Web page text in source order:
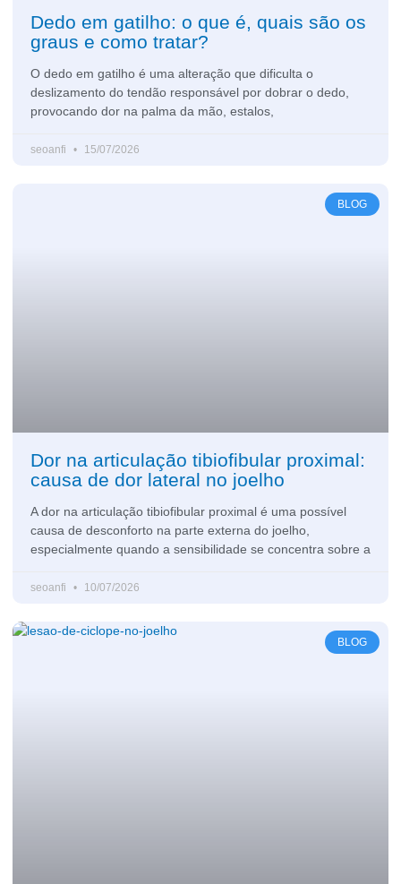
Dedo em gatilho: o que é, quais são os
graus e como tratar?
O dedo em gatilho é uma alteração que dificulta o
deslizamento do tendão responsável por dobrar o dedo,
provocando dor na palma da mão, estalos,
seoanfi 15/07/2026
BLOG
Dor na articulação tibiofibular proximal:
causa de dor lateral no joelho
A dor na articulação tibiofibular proximal é uma possível
causa de desconforto na parte externa do joelho,
especialmente quando a sensibilidade se concentra sobre a
seoanfi 10/07/2026
BLOG